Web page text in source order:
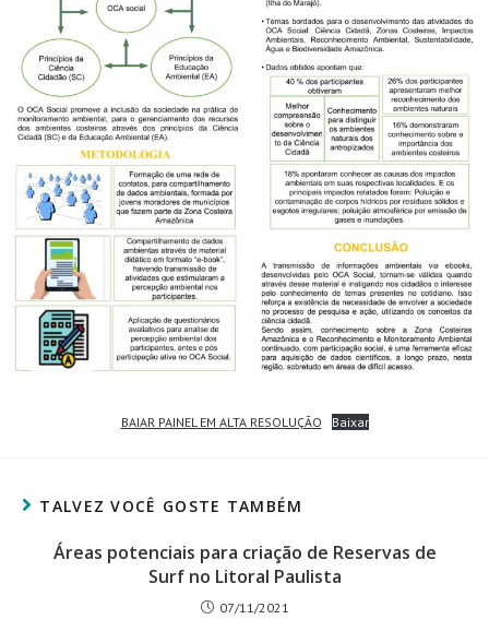
BAIAR PAINEL EM ALTA RESOLUÇÃO Baixar
TALVEZ VOCÊ GOSTE TAMBÉM
Áreas potenciais para criação de Reservas de
Surf no Litoral Paulista
07/11/2021